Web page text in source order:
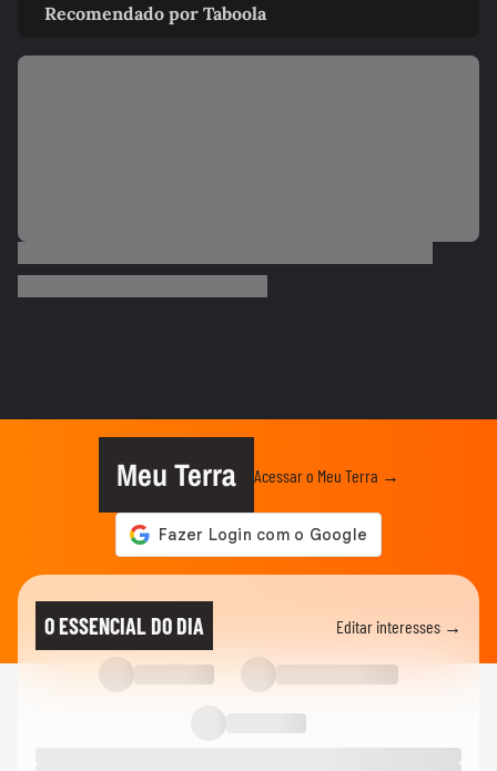
complexo do que nos EUA
MEU NEGÓCIO
os brinquedos artesanais...
Mini CEOs: adolescentes buscam
formação empreendedora antes de...
Transporte executivo de luxo vira negócio
rentável nos EUA
Como crescer sem aporte: investir no time
de vendas é a solução
Recomendado por Taboola
Meu Terra Acessar o Meu Terra →
O ESSENCIAL DO DIA Editar interesses →